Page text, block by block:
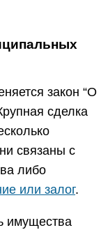
закон “О
сделка
связаны с
либо
или залог.
имущества